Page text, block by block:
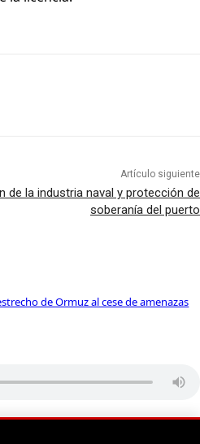
Artículo siguiente
de la industria naval y protección de
soberanía del puerto
de Ormuz al cese de amenazas